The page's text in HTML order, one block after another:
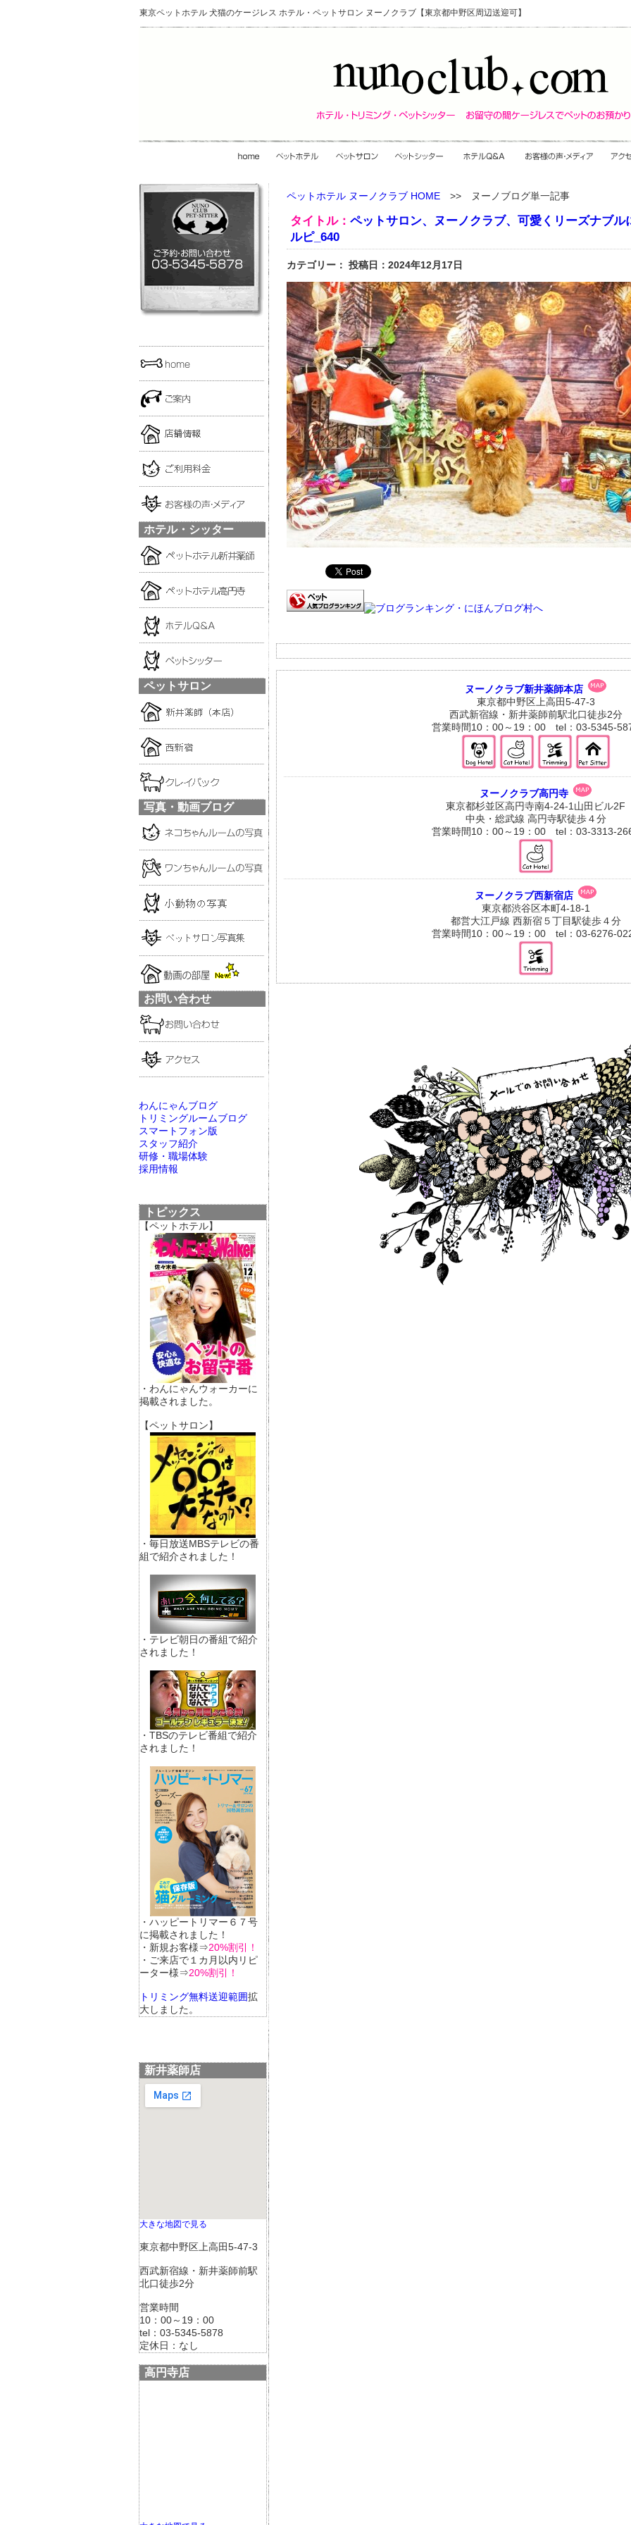
東京ペットホテル 犬猫のケージレス ホテル・ペットサロン ヌーノクラブ【東京都中野区周辺送迎可】
ホテル・シッター
ペットサロン
写真・動画ブログ
お問い合わせ
わんにゃんブログ
トリミングルームブログ
スマートフォン版
スタッフ紹介
研修・職場体験
採用情報
トピックス
【ペットホテル】
・わんにゃんウォーカーに
掲載されました。
【ペットサロン】
・毎日放送MBSテレビの番
組で紹介されました！
・テレビ朝日の番組で紹介
されました！
・TBSのテレビ番組で紹介
されました！
・ハッピートリマー６７号
に掲載されました！
・新規お客様⇒20%割引！
・ご来店で１カ月以内リピ
ーター様⇒20%割引！
トリミング無料送迎範囲拡
大しました。
新井薬師店
大きな地図で見る
東京都中野区上高田5-47-3
西武新宿線・新井薬師前駅
北口徒歩2分
営業時間
10：00～19：00
tel：03-5345-5878
定休日：なし
高円寺店
ペットホテル ヌーノクラブ HOME >> ヌーノブログ単一記事
タイトル： ペットサロン、ヌーノクラブ、可愛くリーズナブ
ルピ_640
カテゴリー： 投稿日：2024年12月17日
ヌーノクラブ新井薬師本店
東京都中野区上高田5-47-3
西武新宿線・新井薬師前駅北口徒歩2分
営業時間10：00～19：00 tel：03-5345-
ヌーノクラブ高円寺
東京都杉並区高円寺南4-24-1山田ビル2F
中央・総武線 高円寺駅徒歩４分
営業時間10：00～19：00 tel：03-3313-
ヌーノクラブ西新宿店
東京都渋谷区本町4-18-1
都営大江戸線 西新宿５丁目駅徒歩４分
営業時間10：00～19：00 tel：03-6276-